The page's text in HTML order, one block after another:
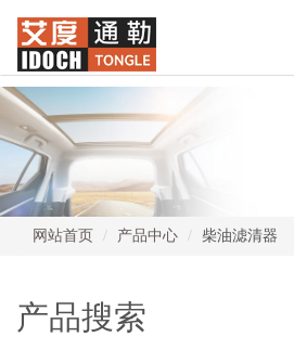
网站首页 产品中心 柴油滤清器
产品搜索